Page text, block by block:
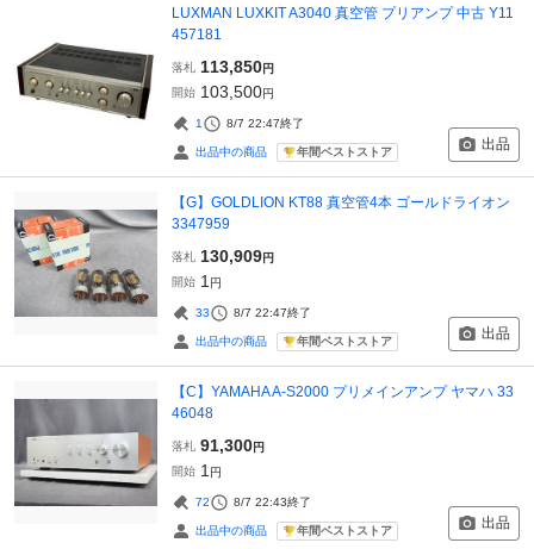
LUXMAN LUXKIT A3040 真空管 プリアンプ 中古 Y11
457181
落札 113,850円
開始 103,500円
1 8/7 22:47終了
出品中の商品 年間ベストストア 出品
【G】GOLDLION KT88 真空管4本 ゴールドライオン
3347959
落札 130,909円
開始 1 円
33 8/7 22:47終了
出品中の商品 年間ベストストア 出品
【C】YAMAHA A-S2000 プリメインアンプ ヤマハ 33
46048
落札 91,300円
開始 1 円
72 8/7 22:43終了
出品中の商品 年間ベストストア 出品